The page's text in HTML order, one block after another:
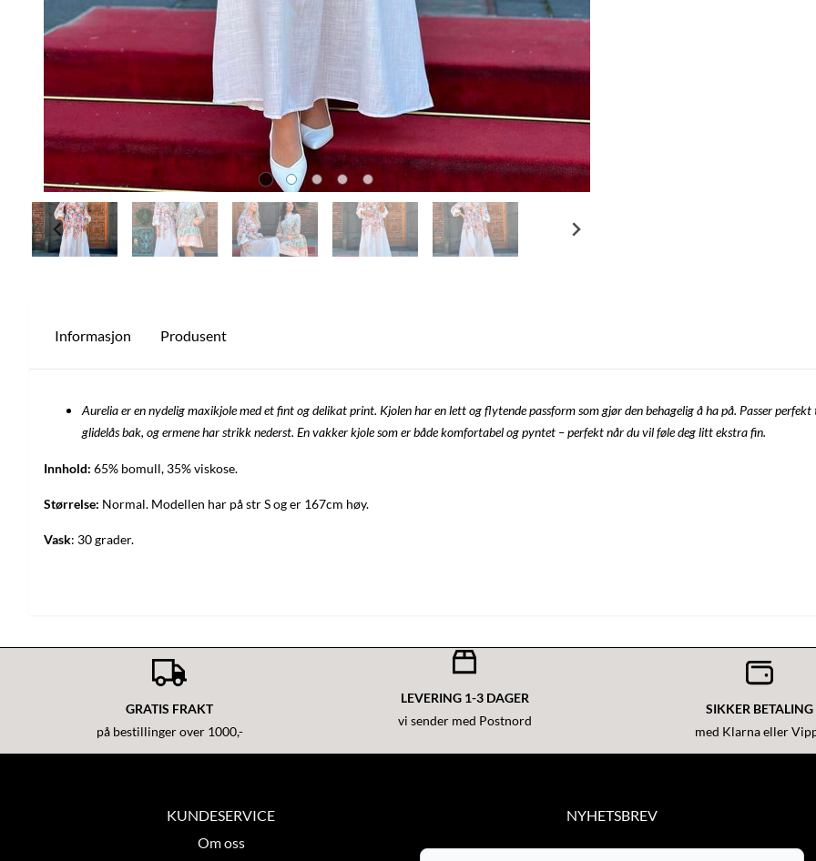
Informasjon Produsent
Aurelia er en nydelig maxikjole med et fint og delikat print. Kjolen har en lett og flytende passform som gjør den behagelig å ha på. Passer perfekt
glidelås bak, og ermene har strikk nederst. En vakker kjole som er både komfortabel og pyntet – perfekt når du vil føle deg litt ekstra fin.
Innhold: 65% bomull, 35% viskose.
Størrelse: Normal. Modellen har på str S og er 167cm høy.
Vask: 30 grader.
GRATIS FRAKT
på bestillinger over 1000,-
LEVERING 1-3 DAGER
vi sender med Postnord
SIKKER BETALING
med Klarna eller
KUNDESERVICE
Om oss
NYHETSBREV